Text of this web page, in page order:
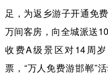
足，为返乡游子开通免
万间客房，向全城派送
收费A级景区对14周
票，“万人免费游邯郸”